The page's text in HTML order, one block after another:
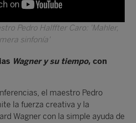
Pedro Halffter Caro: 'Mahler,
sinfonía'
Wagner y su tiempo, con
el maestro Pedro
la fuerza creativa y la
Wagner con la simple ayuda de